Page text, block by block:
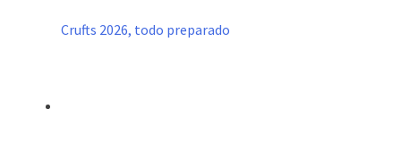
Crufts 2026, todo preparado